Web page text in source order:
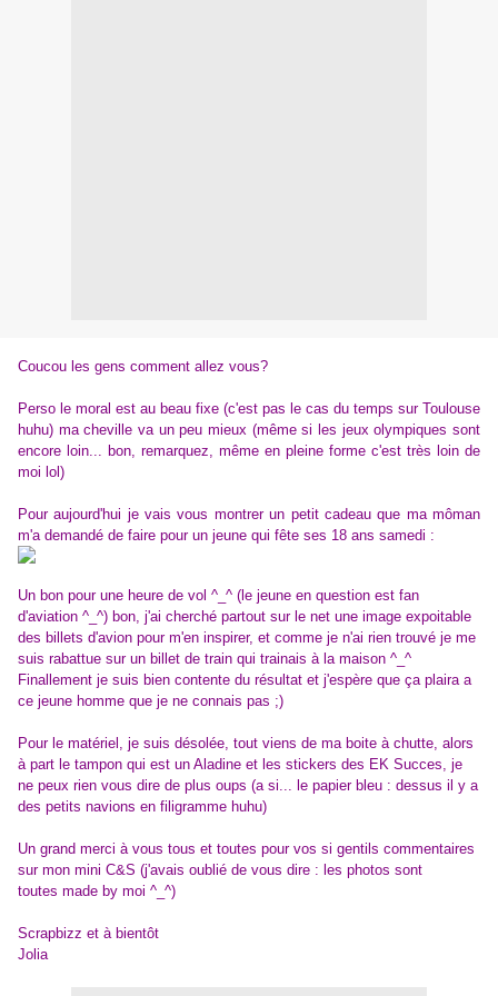
Coucou les gens comment allez vous?
Perso le moral est au beau fixe (c'est pas le cas du temps sur Toulouse
huhu) ma cheville va un peu mieux (même si les jeux olympiques sont
encore loin... bon, remarquez, même en pleine forme c'est très loin de
moi lol)
Pour aujourd'hui je vais vous montrer un petit cadeau que ma môman
m'a demandé de faire pour un jeune qui fête ses 18 ans samedi :
Un bon pour une heure de vol ^_^ (le jeune en question est fan
d'aviation ^_^) bon, j'ai cherché partout sur le net une image expoitable
des billets d'avion pour m'en inspirer, et comme je n'ai rien trouvé je me
suis rabattue sur un billet de train qui trainais à la maison ^_^
Finallement je suis bien contente du résultat et j'espère que ça plaira a
ce jeune homme que je ne connais pas ;)
Pour le matériel, je suis désolée, tout viens de ma boite à chutte, alors
à part le tampon qui est un Aladine et les stickers des EK Succes, je
ne peux rien vous dire de plus oups (a si... le papier bleu : dessus il y a
des petits navions en filigramme huhu)
Un grand merci à vous tous et toutes pour vos si gentils commentaires
sur mon mini C&S (j'avais oublié de vous dire : les photos sont
toutes made by moi ^_^)
Scrapbizz et à bientôt
Jolia